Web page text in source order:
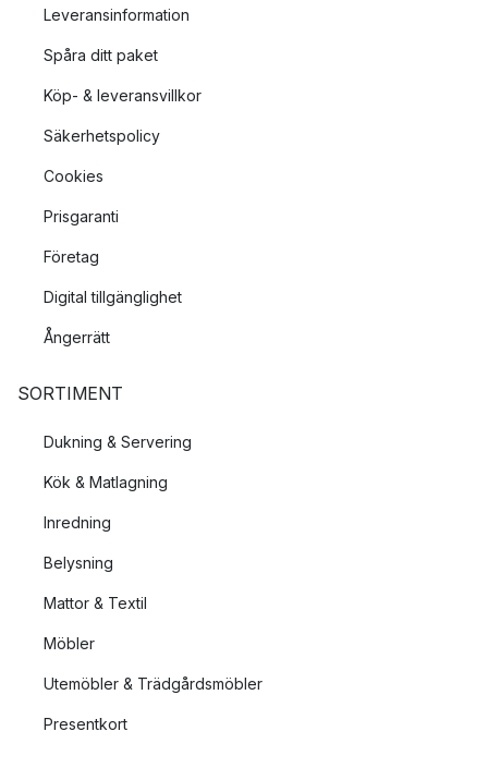
Leveransinformation
Spåra ditt paket
Köp- & leveransvillkor
Säkerhetspolicy
Cookies
Prisgaranti
Företag
Digital tillgänglighet
Ångerrätt
SORTIMENT
Dukning & Servering
Kök & Matlagning
Inredning
Belysning
Mattor & Textil
Möbler
Utemöbler & Trädgårdsmöbler
Presentkort